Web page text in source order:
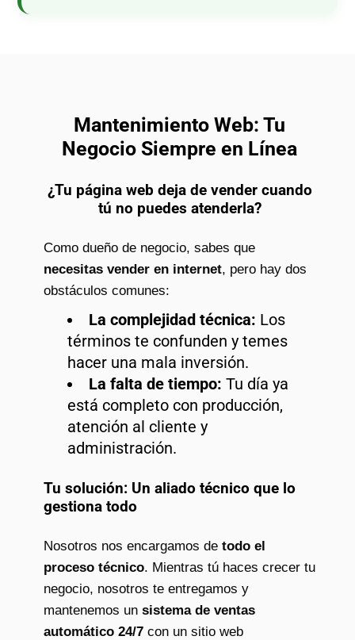
Mantenimiento Web: Tu
Negocio Siempre en Línea
¿Tu página web deja de vender cuando
tú no puedes atenderla?
Como dueño de negocio, sabes que
necesitas vender en internet, pero hay dos
obstáculos comunes:
La complejidad técnica: Los
términos te confunden y temes
hacer una mala inversión.
La falta de tiempo: Tu día ya
está completo con producción,
atención al cliente y
administración.
Tu solución: Un aliado técnico que lo
gestiona todo
Nosotros nos encargamos de todo el
proceso técnico. Mientras tú haces crecer tu
negocio, nosotros te entregamos y
mantenemos un sistema de ventas
automático 24/7 con un sitio web